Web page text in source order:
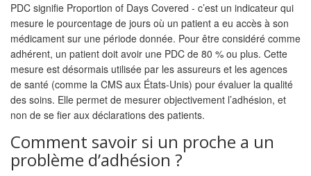
PDC signifie Proportion of Days Covered - c’est un indicateur qui
mesure le pourcentage de jours où un patient a eu accès à son
médicament sur une période donnée. Pour être considéré comme
adhérent, un patient doit avoir une PDC de 80 % ou plus. Cette
mesure est désormais utilisée par les assureurs et les agences
de santé (comme la CMS aux États-Unis) pour évaluer la qualité
des soins. Elle permet de mesurer objectivement l’adhésion, et
non de se fier aux déclarations des patients.
Comment savoir si un proche a un
problème d’adhésion ?